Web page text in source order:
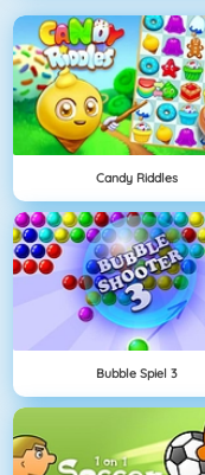
Candy Riddles
Bubble Spiel 3